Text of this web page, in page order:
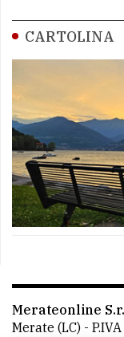
CARTOLINA
Merateonline
Merate (LC) -